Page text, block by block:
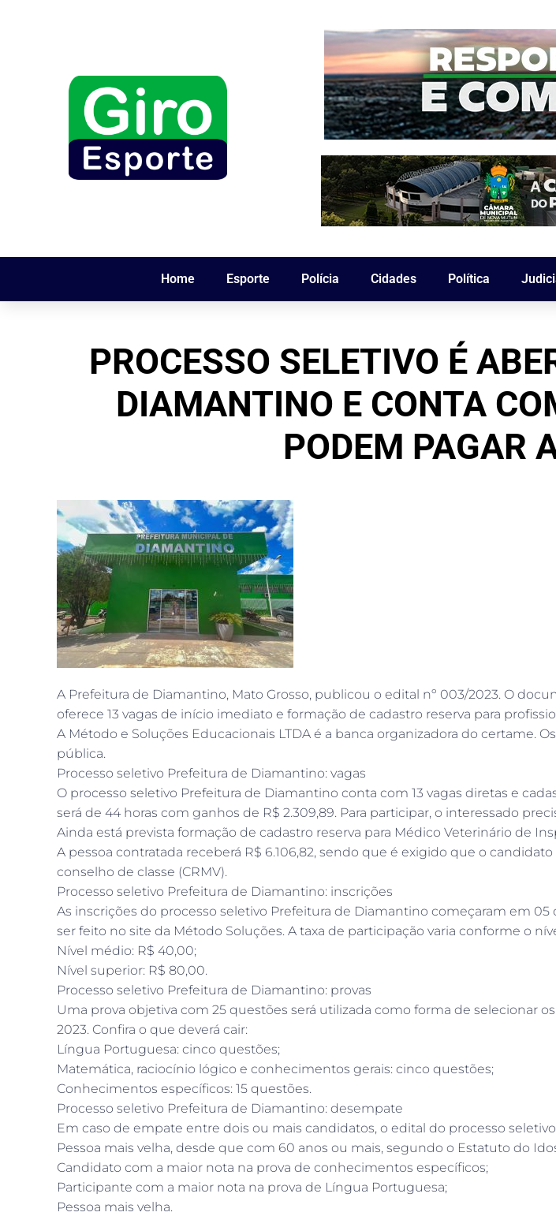
Home Esporte Polícia Cidades Política
PROCESSO SELETIVO É
DIAMANTINO E CONTA
PODEM PAGAR
A Prefeitura de Diamantino, Mato Grosso, publicou o edital nº 003/2023. O
oferece 13 vagas de início imediato e formação de cadastro reserva para
A Método e Soluções Educacionais LTDA é a banca organizadora do certame.
pública.
Processo seletivo Prefeitura de Diamantino: vagas
O processo seletivo Prefeitura de Diamantino conta com 13 vagas diretas e
será de 44 horas com ganhos de R$ 2.309,89. Para participar, o interessado
Ainda está prevista formação de cadastro reserva para Médico Veterinário de
A pessoa contratada receberá R$ 6.106,82, sendo que é exigido que o
conselho de classe (CRMV).
Processo seletivo Prefeitura de Diamantino: inscrições
As inscrições do processo seletivo Prefeitura de Diamantino começaram em 05
ser feito no site da Método Soluções. A taxa de participação varia conforme o
Nível médio: R$ 40,00;
Nível superior: R$ 80,00.
Processo seletivo Prefeitura de Diamantino: provas
Uma prova objetiva com 25 questões será utilizada como forma de selecionar
2023. Confira o que deverá cair:
Língua Portuguesa: cinco questões;
Matemática, raciocínio lógico e conhecimentos gerais: cinco questões;
Conhecimentos específicos: 15 questões.
Processo seletivo Prefeitura de Diamantino: desempate
Em caso de empate entre dois ou mais candidatos, o edital do processo
Pessoa mais velha, desde que com 60 anos ou mais, segundo o Estatuto do
Candidato com a maior nota na prova de conhecimentos específicos;
Participante com a maior nota na prova de Língua Portuguesa;
Pessoa mais velha.